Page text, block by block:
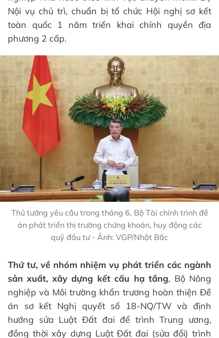
Nội vụ chủ trì, chuẩn bị tổ chức Hội nghị sơ kết
toàn quốc 1 năm triển khai chính quyền địa
phương 2 cấp.
Thủ tướng yêu cầu trong tháng 6, Bộ Tài chính trình đề
án phát triển thị trường chứng khoán, huy động các
quỹ đầu tư - Ảnh: VGP/Nhật Bắc
Thứ tư, về nhóm nhiệm vụ phát triển các ngành
sản xuất, xây dựng kết cấu hạ tầng, Bộ Nông
nghiệp và Môi trường khẩn trương hoàn thiện Đề
án sơ kết Nghị quyết số 18-NQ/TW và định
hướng sửa Luật Đất đai để trình Trung ương,
đồng thời xây dựng Luật Đất đai (sửa đổi) trình